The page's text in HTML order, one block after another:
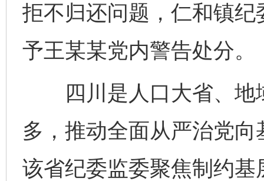
拒不归还问题，仁和镇
予王某某党内警告处分。
四川是人口大省、地
多，推动全面从严治党
该省纪委监委聚焦制约